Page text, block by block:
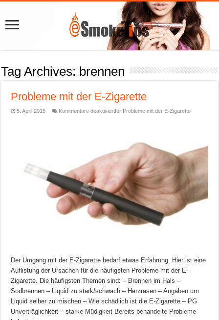
Tag Archives: brennen
Probleme mit der E-Zigarette
5. April 2015 Kommentare deaktiviertfür Probleme mit der E-Zigarette
Der Umgang mit der E-Zigarette bedarf etwas Erfahrung. Hier ist eine
Auflistung der Ursachen für die häufigsten Probleme mit der E-
Zigarette. Die häufigsten Themen sind: – Brennen im Hals –
Sodbrennen – Liquid zu stark/schwach – Herzrasen – Angaben um
Liquid selber zu mischen – Wie schädlich ist die E-Zigarette – PG
Unverträglichkeit – starke Müdigkeit Bereits behandelte Probleme